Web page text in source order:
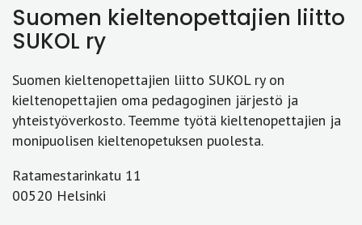
Suomen kieltenopettajien liitto
SUKOL ry
Suomen kieltenopettajien liitto SUKOL ry on
kieltenopettajien oma pedagoginen järjestö ja
yhteistyöverkosto. Teemme työtä kieltenopettajien ja
monipuolisen kieltenopetuksen puolesta.
Ratamestarinkatu 11
00520 Helsinki